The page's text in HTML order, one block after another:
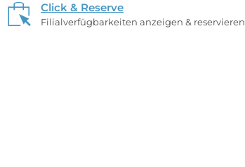
Click & Reserve
Filialverfügbarkeiten anzeigen & reservieren